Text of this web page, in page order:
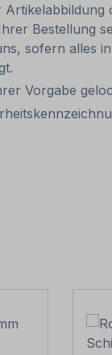
sofern alles
Vorgabe